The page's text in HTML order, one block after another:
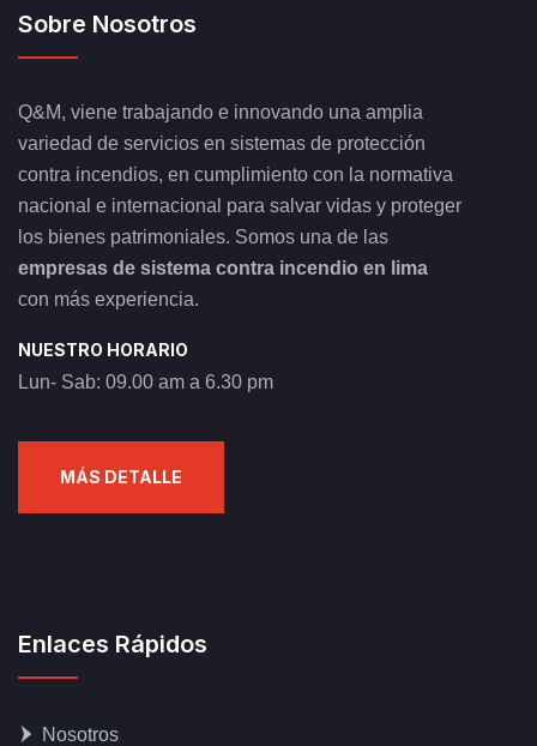
Sobre Nosotros
Q&M, viene trabajando e innovando una amplia
variedad de servicios en sistemas de protección
contra incendios, en cumplimiento con la normativa
nacional e internacional para salvar vidas y proteger
los bienes patrimoniales. Somos una de las
empresas de sistema contra incendio en lima
con más experiencia.
NUESTRO HORARIO
Lun- Sab: 09.00 am a 6.30 pm
MÁS DETALLE
Enlaces Rápidos
Nosotros